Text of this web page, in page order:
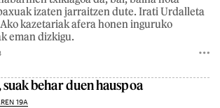
izaten jarraitzen dute. Irati Urdalleta
kazetariak afera honen inguruko
eman dizkigu.
behar duen hauspoa
19A